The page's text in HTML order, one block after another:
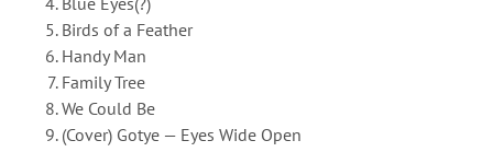
Birds of a Feather
Handy Man
Family Tree
We Could Be
(Cover) Gotye — Eyes Wide Open